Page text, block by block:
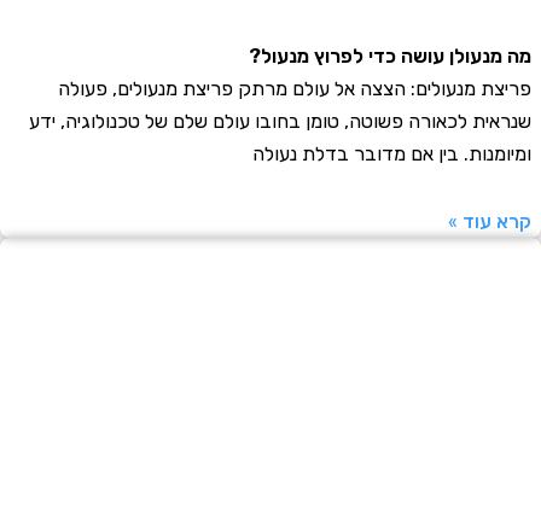
עושה כדי לפרוץ מנעול?
מנעולים: הצצה אל עולם מרתק פריצת מנעולים, פעולה
לכאורה פשוטה, טומן בחובו עולם שלם של טכנולוגיה, ידע
בין אם מדובר בדלת נעולה
»